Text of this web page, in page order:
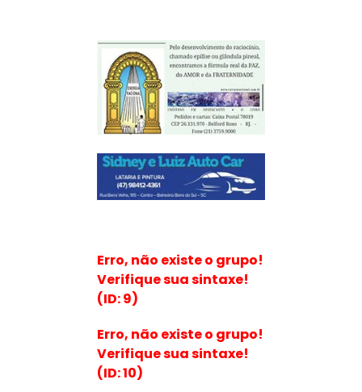
Erro, não existe o grupo!
Verifique sua sintaxe!
(ID: 9)
Erro, não existe o grupo!
Verifique sua sintaxe!
(ID: 10)